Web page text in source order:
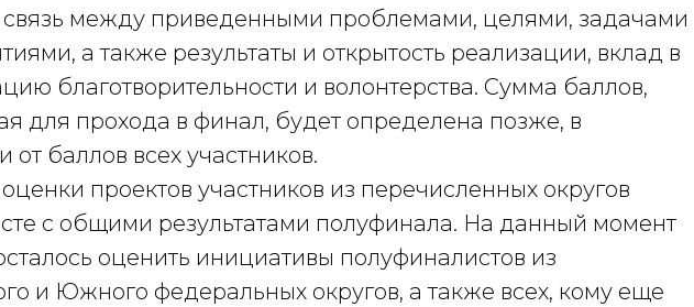
связь между приведенными проблемами, целями, задачами
а также результаты и открытость реализации, вклад в
благотворительности и волонтерства. Сумма баллов,
для прохода в финал, будет определена позже, в
от баллов всех участников.
проектов участников из перечисленных округов
с общими результатами полуфинала. На данный момент
оценить инициативы полуфиналистов из
и Южного федеральных округов, а также всех, кому еще